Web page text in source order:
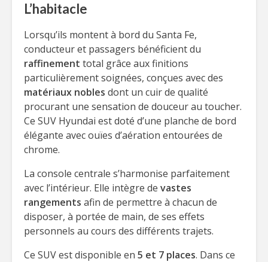
L’habitacle
Lorsqu’ils montent à bord du Santa Fe,
conducteur et passagers bénéficient du
raffinement total grâce aux finitions
particulièrement soignées, conçues avec des
matériaux nobles dont un cuir de qualité
procurant une sensation de douceur au toucher.
Ce SUV Hyundai est doté d’une planche de bord
élégante avec ouïes d’aération entourées de
chrome.
La console centrale s’harmonise parfaitement
avec l’intérieur. Elle intègre de vastes
rangements afin de permettre à chacun de
disposer, à portée de main, de ses effets
personnels au cours des différents trajets.
Ce SUV est disponible en 5 et 7 places. Dans ce